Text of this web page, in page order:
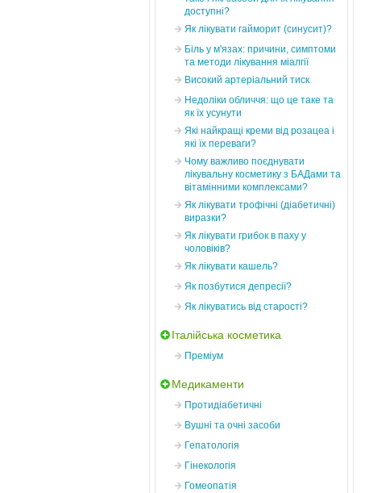
доступні?
Як лікувати гайморит (синусит)?
Біль у м'язах: причини, симптоми
та методи лікування міалгії
Високий артеріальний тиск
Недоліки обличчя: що це таке та
як їх усунути
Які найкращі креми від розацеа і
які їх переваги?
Чому важливо поєднувати
лікувальну косметику з БАДами та
вітамінними комплексами?
Як лікувати трофічні (діабетичні)
виразки?
Як лікувати грибок в паху у
чоловіків?
Як лікувати кашель?
Як позбутися депресії?
Як лікуватись від старості?
Італійська косметика
Преміум
Медикаменти
Протидіабетичні
Вушні та очні засоби
Гепатологія
Гінекологія
Гомеопатія